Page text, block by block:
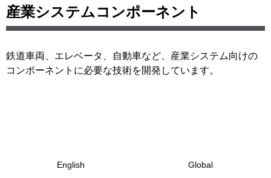
産業システムコンポーネント
鉄道車両、エレベータ、自動車など、産業システム向けの
コンポーネントに必要な技術を開発しています。
English Global